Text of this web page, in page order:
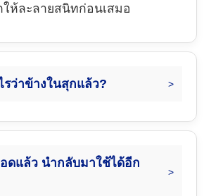
ห้ละลายสนิทก่อนเสมอ
รว่าข้างในสุกแล้ว?
ดแล้ว นำกลับมาใช้ได้อีก